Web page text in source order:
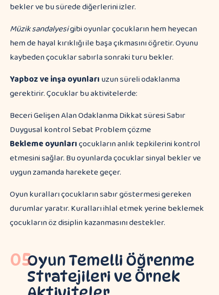
bekler ve bu sürede diğerlerini izler.
Müzik sandalyesigibi oyunlar çocukların hem heyecan
hem de hayal kırıklığı ile başa çıkmasını öğretir. Oyunu
kaybeden çocuklar sabırla sonraki turu bekler.
Yapboz ve inşa oyunlarıuzun süreli odaklanma
gerektirir. Çocuklar bu aktivitelerde:
Beceri Gelişen Alan Odaklanma Dikkat süresi Sabır
Duygusal kontrol Sebat Problem çözme
Bekleme oyunlarıçocukların anlık tepkilerini kontrol
etmesini sağlar. Bu oyunlarda çocuklar sinyal bekler ve
uygun zamanda harekete geçer.
Oyun kuralları çocukların sabır göstermesi gereken
durumlar yaratır. Kuralları ihlal etmek yerine beklemek
çocukların öz disiplin kazanmasını destekler.
05Oyun Temelli Öğrenme
Stratejileri ve Örnek